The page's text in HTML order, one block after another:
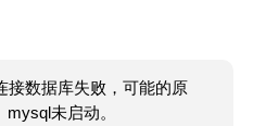
接数据库失败，可能的原
未启动。